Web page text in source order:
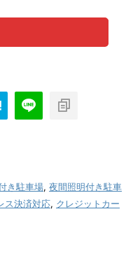
き駐車場, 夜間照明付き駐車
ス決済対応, クレジットカー